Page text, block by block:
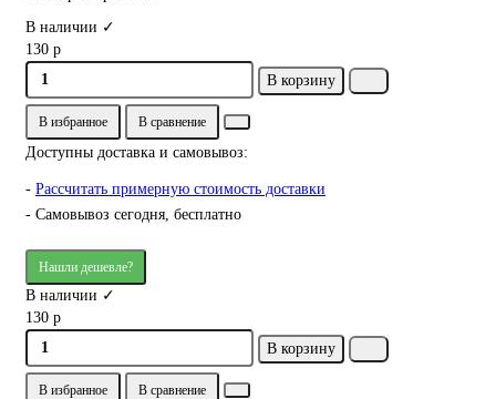
В наличии ✓
130 р
В корзину
В избранное В сравнение
Доступны доставка и самовывоз:
- Рассчитать примерную стоимость доставки
- Самовывоз сегодня, бесплатно
Нашли дешевле?
В наличии ✓
130 р
В корзину
В избранное В сравнение